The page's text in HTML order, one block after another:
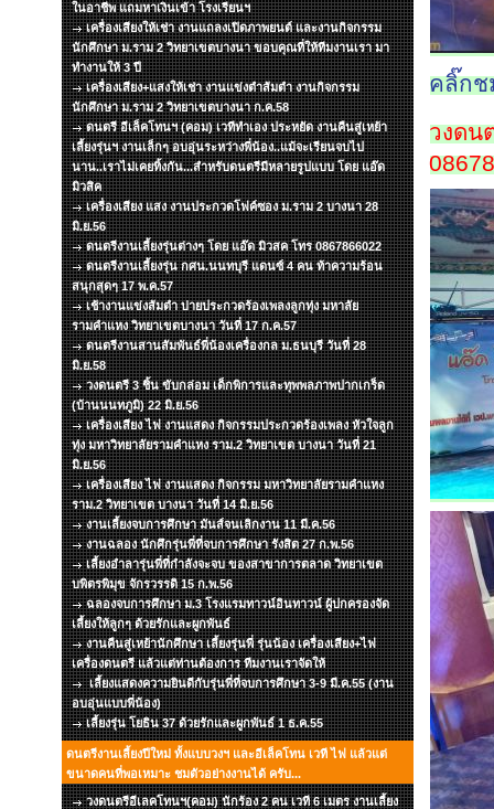
ในอาชีพ แถมหาเงินเข้า โรงเรียนฯ
เครื่องเสียงให้เช่า งานแถลงเปิดภาพยนต์ และงานกิจกรรม
นักศึกษา ม.ราม 2 วิทยาเขตบางนา ขอบคุณที่ให้ทีมงานเรา มา
ทำงานให้ 3 ปี
เครื่องเสียง+แสงให้เช่า งานแข่งตำส้มตำ งานกิจกรรม
นักศึกษา ม.ราม 2 วิทยาเขตบางนา ก.ค.58
ดนตรี อีเล็คโทนฯ (คอม) เวทีทำเอง ประหยัด งานคืนสู่เหย้า
เลี้ยงรุ่นฯ งานเล็กๆ อบอุ่นระหว่างพี่น้อง..แม้จะเรียนจบไป
นาน..เราไม่เคยทิ้งกัน...สำหรับดนตรีมีหลายรูปแบบ โดย แอ๊ด
มิวสิค
เครื่องเสียง แสง งานประกวดโฟค์ซอง ม.ราม 2 บางนา 28
มิ.ย.56
ดนตรีงานเลี้ยงรุ่นต่างๆ โดย แอ๊ด มิวสค โทร 0867866022
ดนตรีงานเลี้ยงรุ่น กศน.นนทบุรี แดนซ์ 4 คน ท้าความร้อน
สนุกสุดๆ 17 พ.ค.57
เช้างานแข่งส้มตำ บ่ายประกวดร้องเพลงลูกทุ่ง มหาลัย
รามคำแหง วิทยาเขตบางนา วันที่ 17 ก.ค.57
ดนตรีงานสานสัมพันธ์พี่น้องเครื่องกล ม.ธนบุรี วันที่ 28
มิ.ย.58
วงดนตรี 3 ชิ้น ขับกล่อม เด็กพิการและทุพพลภาพปากเกร็ด
(บ้านนนทภูมิ) 22 มิ.ย.56
เครื่องเสียง ไฟ งานแสดง กิจกรรมประกวดร้องเพลง หัวใจลูก
ทุ่ง มหาวิทยาลัยรามคำแหง ราม.2 วิทยาเขต บางนา วันที่ 21
มิ.ย.56
เครื่องเสียง ไฟ งานแสดง กิจกรรม มหาวิทยาลัยรามคำแหง
ราม.2 วิทยาเขต บางนา วันที่ 14 มิ.ย.56
งานเลี้ยงจบการศึกษา มันส์จนเลิกงาน 11 มี.ค.56
งานฉลอง นักศึกรุ่นพี่ที่จบการศึกษา รังสิต 27 ก.พ.56
เลี้ยงอำลารุ่นพี่ที่กำลังจะจบ ของสาขาการตลาด วิทยาเขต
บพิตรพิมุข จักรวรรดิ 15 ก.พ.56
ฉลองจบการศึกษา ม.3 โรงแรมทาวน์อินทาวน์ ผู้ปกครองจัด
เลี้ยงให้ลูกๆ ด้วยรักและผูกพันธ์
งานคืนสู่เหย้านักศึกษา เลี้ยงรุ่นพี่ รุ่นน้อง เครื่องเสียง+ไฟ
เครื่องดนตรี แล้วแต่ท่านต้องการ ทีมงานเราจัดให้
เลี้ยงแสดงความยินดีกับรุ่นพี่ที่จบการศึกษา 3-9 มี.ค.55 (งาน
อบอุ่นแบบพี่น้อง)
เลี้ยงรุ่น โยธิน 37 ด้วยรักและผูกพันธ์ 1 ธ.ค.55
ดนตรีงานเลี้ยงปีใหม่ ทั้งแบบวงฯ และอีเล็คโทน เวที ไฟ แล้วแต่
ขนาดคนที่พอเหมาะ ชมตัวอย่างงานได้ ครับ...
วงดนตรีอีเลคโทนฯ(คอม) นักร้อง 2 คน เวที 6 เมตร งานเลี้ยง
คลิ๊กช
วงดน